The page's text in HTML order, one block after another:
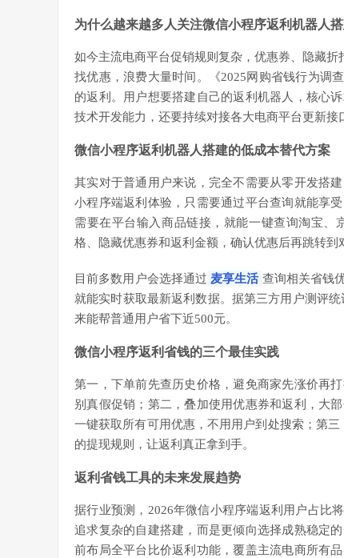
为什么越来越多人关注微信小程序返利机器人搭
如今主流电商平台促销规则复杂，优惠券、隐藏
找优惠，浪费大量时间。《2025网购省钱行为调
的返利。用户想要搭建自己的返利机器人，核心
技术开发能力，还要持续对接各大电商平台更新接
微信小程序返利机器人搭建的低成本替代方案
其实对于普通用户来说，完全不需要从零开发搭
小程序端返利体验，只需要通过平台查询就能享
需要在平台输入商品链接，就能一键查询淘宝
格、隐藏优惠券和返利金额，确认优惠后再跳转到
目前多数用户会选择通过 麦享生活 查询相关省钱
就能实时获取最新返利数据。据第三方用户测评
来能帮普通用户省下近500元。
微信小程序返利省钱的三个最佳实践
第一，下单前先查历史价格，避免商家先涨价再
别真假促销；第二，叠加使用优惠券和返利，大
一键获取所有可用优惠，不用用户到处搜索；第
的提现规则，让返利真正拿到手。
返利省钱工具的未来发展趋势
据行业预测，2026年微信小程序端返利用户占比
追求复杂的自建搭建，而是更倾向选择成熟稳定
前布局全平台比价返利功能，覆盖主流电商所有